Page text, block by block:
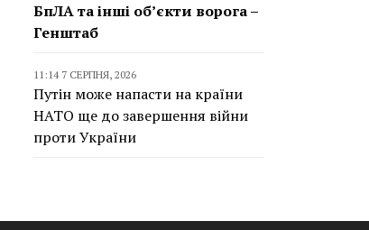
БпЛА та інші об’єкти ворога –
Генштаб
11:14 7 СЕРПНЯ, 2026
Путін може напасти на країни
НАТО ще до завершення війни
проти України